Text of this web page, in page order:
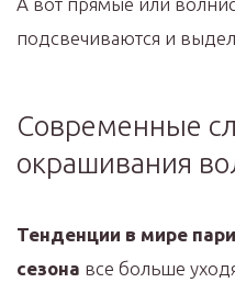
подсвечиваются и
Современные
окрашивания
Тенденции в мире
сезона все больше